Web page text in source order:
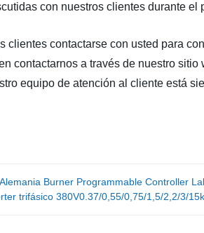
con nuestros clientes durante el
clientes contactarse con usted para
contactarnos a través de nuestro
equipo de atención al cliente está
Burner Programmable Controller
trifásico 380V0.37/0,55/0,75/1,5/2,2/3/